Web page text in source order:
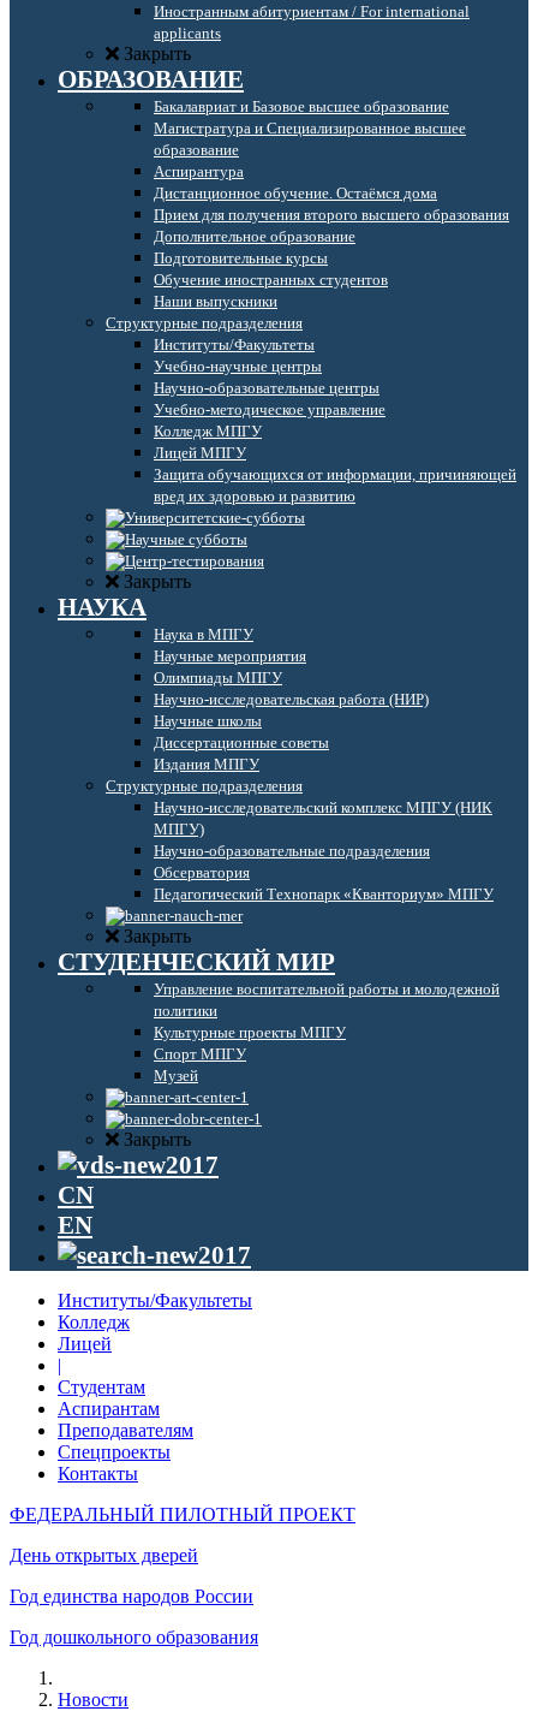
Иностранным абитуриентам / For international
applicants
Закрыть
ОБРАЗОВАНИЕ
Бакалавриат и Базовое высшее образование
Магистратура и Специализированное высшее
образование
Аспирантура
Дистанционное обучение. Остаёмся дома
Прием для получения второго высшего образования
Дополнительное образование
Подготовительные курсы
Обучение иностранных студентов
Наши выпускники
Структурные подразделения
Институты/Факультеты
Учебно-научные центры
Научно-образовательные центры
Учебно-методическое управление
Колледж МПГУ
Лицей МПГУ
Защита обучающихся от информации, причиняющей
вред их здоровью и развитию
Закрыть
НАУКА
Наука в МПГУ
Научные мероприятия
Олимпиады МПГУ
Научно-исследовательская работа (НИР)
Научные школы
Диссертационные советы
Издания МПГУ
Структурные подразделения
Научно-исследовательский комплекс МПГУ (НИК
МПГУ)
Научно-образовательные подразделения
Обсерватория
Педагогический Технопарк «Кванториум» МПГУ
Закрыть
СТУДЕНЧЕСКИЙ МИР
Управление воспитательной работы и молодежной
политики
Культурные проекты МПГУ
Спорт МПГУ
Музей
Закрыть
CN
EN
Институты/Факультеты
Колледж
Лицей
|
Студентам
Аспирантам
Преподавателям
Спецпроекты
Контакты
ФЕДЕРАЛЬНЫЙ ПИЛОТНЫЙ ПРОЕКТ
День открытых дверей
Год единства народов России
Год дошкольного образования
Новости